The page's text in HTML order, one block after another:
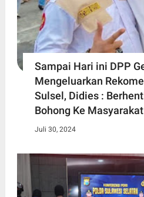
Sampai Hari ini DPP
Mengeluarkan
Sulsel, Didies :
Bohong Ke
Juli 30, 2024